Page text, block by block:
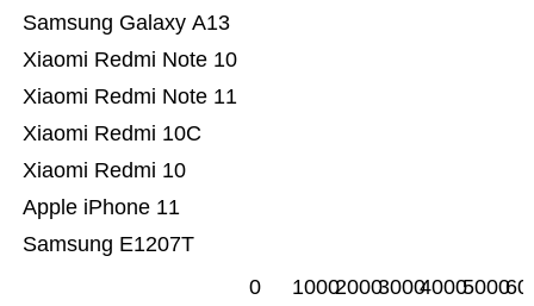
Samsung E1207T
Apple iPhone 11
Xiaomi Redmi 10
Xiaomi Redmi 10C
Xiaomi Redmi Note 11
Xiaomi Redmi Note 10
Samsung Galaxy A13
0 10002000300040005000